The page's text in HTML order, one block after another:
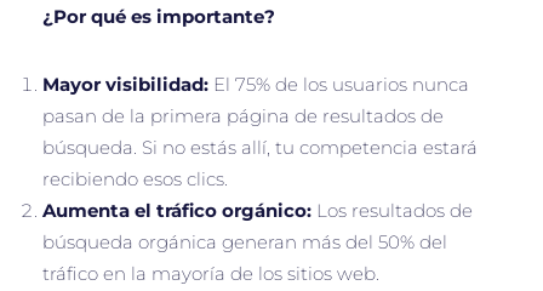
¿Por qué es importante?
Mayor visibilidad: El 75% de los usuarios nunca
pasan de la primera página de resultados de
búsqueda. Si no estás allí, tu competencia estará
recibiendo esos clics.
Aumenta el tráfico orgánico: Los resultados de
búsqueda orgánica generan más del 50% del
tráfico en la mayoría de los sitios web.